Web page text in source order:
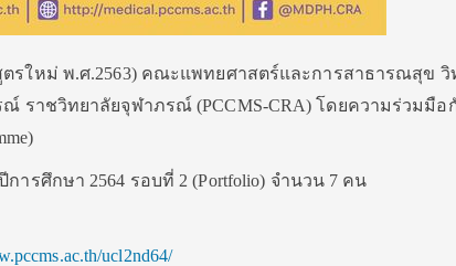
ใหม่ พ.ศ.2563) คณะแพทยศาสตร์และการสาธารณสุข วิ
ราชวิทยาลัยจุฬาภรณ์ (PCCMS-CRA) โดยความร่วมมือ
ารศึกษา 2564 รอบที่ 2 (Portfolio) จำนวน 7 คน
ucl2nd64/